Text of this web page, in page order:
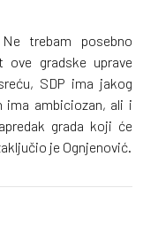
trebam posebno
ove gradske uprave
SDP ima jakog
ima ambiciozan, ali i
grada koji će
je Ognjenović.